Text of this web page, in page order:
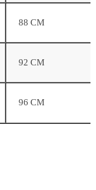
88 CM
92 CM
96 CM